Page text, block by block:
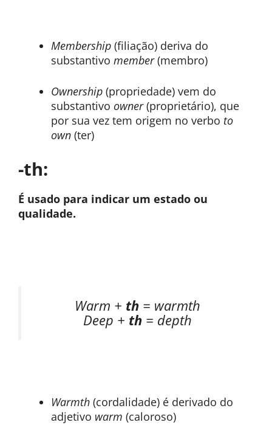
Membership (filiação) deriva do
substantivo member(membro)
Ownership (propriedade) vem do
substantivo owner(proprietário), que
por sua vez tem origem no verbo to
own (ter)
-th:
É usado para indicar um estado ou
qualidade.
Warm + th = warmth
Deep + th = depth
Warmth (cordalidade) é derivado do
adjetivo warm (caloroso)